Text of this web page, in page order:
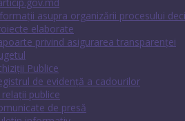
asupra organizării procesului
elaborate
privind asigurarea transparenţei
Publice
de evidenţă a cadourilor
relații publice
de presă